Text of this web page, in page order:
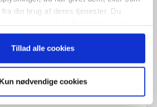
din brug af deres tjenester. Du
Tillad alle cookies
Kun nødvendige cookies
Tilmeld
bogen direkte i din
mailboks